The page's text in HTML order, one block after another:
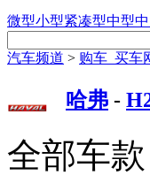
微型小型紧凑型中型
汽车频道 > 购车_买车
哈弗 -
全部车款